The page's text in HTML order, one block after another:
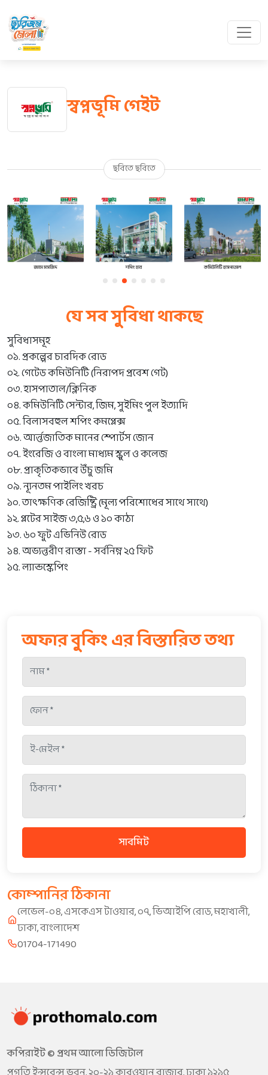
স্বপ্নভূমি গেইট
ছবিতে ছবিতে
যে সব সুবিধা থাকছে
সুবিধাসমূহ
০১. প্রকল্পের চারদিক রোড
০২. গেটেড কমিউনিটি (নিরাপদ প্রবেশ গেট)
০৩. হাসপাতাল/ক্লিনিক
০৪. কমিউনিটি সেন্টার, জিম, সুইমিং পুল ইত্যাদি
০৫. বিলাসবহুল শপিং কমপ্লেক্স
০৬. আর্ন্তজাতিক মানের স্পোর্টস জোন
০৭. ইংরেজি ও বাংলা মাধ্যম স্কুল ও কলেজ
০৮. প্রাকৃতিকভাবে উঁচু জমি
০৯. ন্যূনতম পাইলিং খরচ
১০. তাৎক্ষণিক রেজিষ্ট্রি (মূল্য পরিশোধের সাথে সাথে)
১২. প্লটের সাইজ ৩,৫,৬ ও ১০ কাঠা
১৩. ৬০ ফুট এভিনিউ রোড
১৪. অভ্যন্তরীণ রাস্তা - সর্বনিম্ন ২৫ ফিট
১৫. ল্যান্ডস্কেপিং
অফার বুকিং এর বিস্তারিত তথ্য
সাবমিট
কোম্পানির ঠিকানা
লেভেল-০৪, এসকেএস টাওয়ার, ০৭, ভিআইপি রোড, মহাখালী,
ঢাকা, বাংলাদেশ
01704-171490
কপিরাইট © প্রথম আলো ডিজিটাল